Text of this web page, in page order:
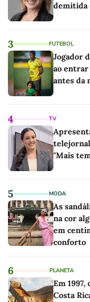
demitida
3 FUTEBOL
Jogador
ao entrar
antes da
4 TV
"Mais
5 MODA
As
na cor
em
conforto
6 PLANETA
Em
Costa